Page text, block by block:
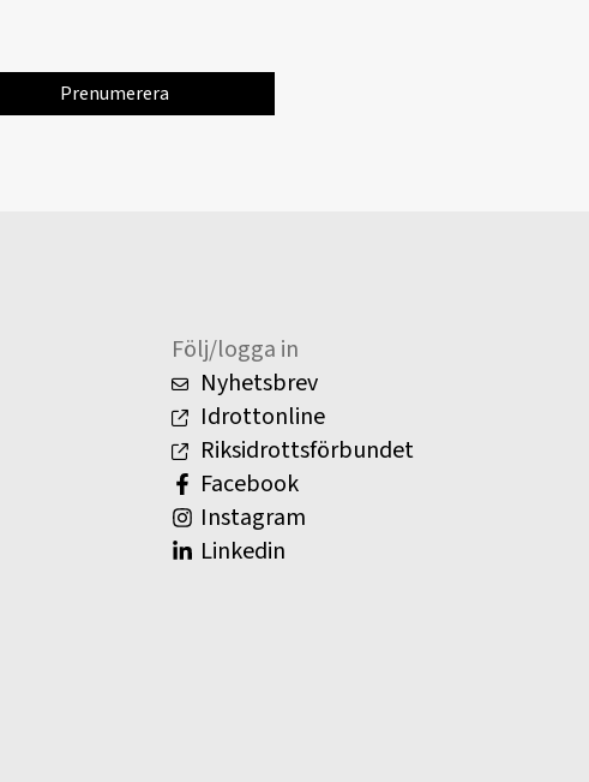
Följ/logga in
Nyhetsbrev
Idrottonline
Riksidrottsförbundet
Facebook
Instagram
Linkedin